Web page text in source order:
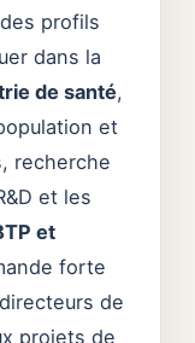
profils
dans la
de santé,
et
recherche
et les
et
forte
de
projets de